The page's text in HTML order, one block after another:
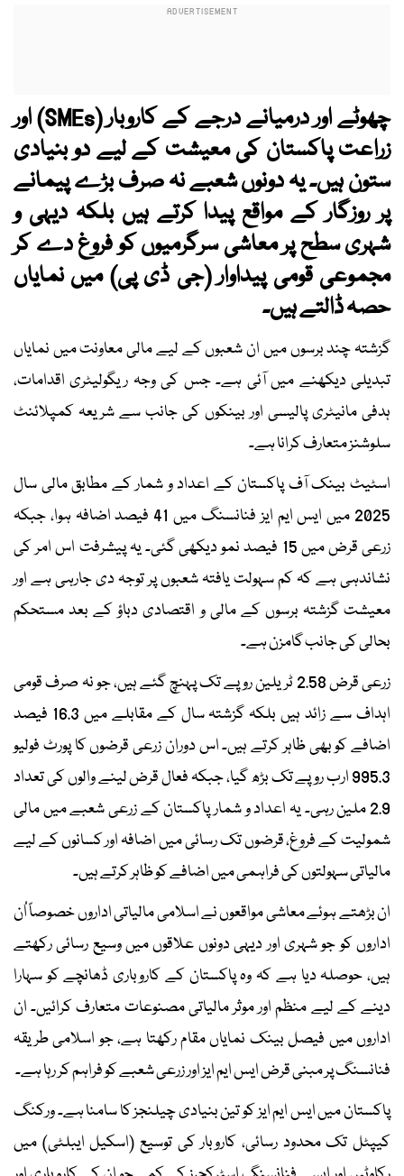
چھوٹے اور درمیانے درجے کے کاروبار (SMEs) اور
زراعت پاکستان کی معیشت کے لیے دو بنیادی
ستون ہیں۔ یہ دونوں شعبے نہ صرف بڑے پیمانے
پر روزگار کے مواقع پیدا کرتے ہیں بلکہ دیہی و
شہری سطح پر معاشی سرگرمیوں کو فروغ دے کر
مجموعی قومی پیداوار (جی ڈی پی) میں نمایاں
حصہ ڈالتے ہیں۔
گزشتہ چند برسوں میں ان شعبوں کے لیے مالی معاونت میں نمایاں
تبدیلی دیکھنے میں آئی ہے۔ جس کی وجہ ریگولیٹری اقدامات،
ہدفی مانیٹری پالیسی اور بینکوں کی جانب سے شریعہ کمپلائنٹ
سلوشنز متعارف کرانا ہے۔
اسٹیٹ بینک آف پاکستان کے اعداد و شمار کے مطابق مالی سال
2025 میں ایس ایم ایز فنانسنگ میں 41 فیصد اضافہ ہوا، جبکہ
زرعی قرض میں 15 فیصد نمو دیکھی گئی۔ یہ پیشرفت اس امر کی
نشاندہی ہے کہ کم سہولت یافتہ شعبوں پر توجہ دی جارہی ہے اور
معیشت گزشتہ برسوں کے مالی و اقتصادی دباؤ کے بعد مستحکم
بحالی کی جانب گامزن ہے۔
زرعی قرض 2.58 ٹریلین روپے تک پہنچ گئے ہیں، جو نہ صرف قومی
اہداف سے زائد ہیں بلکہ گزشتہ سال کے مقابلے میں 16.3 فیصد
اضافے کو بھی ظاہر کرتے ہیں۔ اس دوران زرعی قرضوں کا پورٹ فولیو
995.3 ارب روپے تک بڑھ گیا، جبکہ فعال قرض لینے والوں کی تعداد
2.9 ملین رہی۔ یہ اعداد و شمار پاکستان کے زرعی شعبے میں مالی
شمولیت کے فروغ، قرضوں تک رسائی میں اضافہ اور کسانوں کے لیے
مالیاتی سہولتوں کی فراہمی میں اضافے کو ظاہر کرتے ہیں۔
ان بڑھتے ہوئے معاشی مواقعوں نے اسلامی مالیاتی اداروں خصوصاً اُن
اداروں کو جو شہری اور دیہی دونوں علاقوں میں وسیع رسائی رکھتے
ہیں، حوصلہ دیا ہے کہ وہ پاکستان کے کاروباری ڈھانچے کو سہارا
دینے کے لیے منظم اور موثر مالیاتی مصنوعات متعارف کرائیں۔ ان
اداروں میں فیصل بینک نمایاں مقام رکھتا ہے، جو اسلامی طریقہ
فنانسنگ پر مبنی قرض ایس ایم ایز اور زرعی شعبے کو فراہم کر رہا ہے۔
پاکستان میں ایس ایم ایز کو تین بنیادی چیلنجز کا سامنا ہے۔ ورکنگ
کیپٹل تک محدود رسائی، کاروبار کی توسیع (اسکیل ایبلٹی) میں